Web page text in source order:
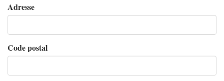
Adresse
Code postal